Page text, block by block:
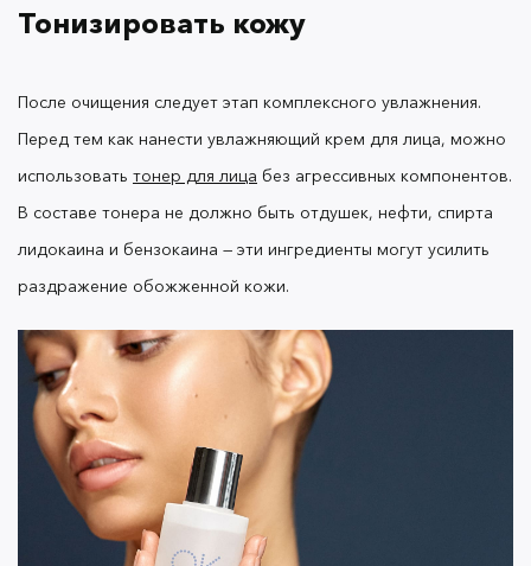
впитывается, проникая глубоко в дерму, и не
оставляет ощущение липкости.
Ночной уход
Если вы получили солнечный ожог и начали
поддерживать ее каждый день.Обгоревшую
кожу нельзя перегружать жирными кремами,
поэтому попробуйте использовать
питательную маску для лица OK Beauty Hydrating &
Balancing.Ее охлаждающая гелевая текстура
мгновенно впитывается, снимает отечность,
которая могла появиться после ожога.
Тонизировать кожу
После очищения следует этап комплексного увлажнения.
Перед тем как нанести увлажняющий крем для лица, можно
использовать тонер для лица без агрессивных компонентов.
В составе тонера не должно быть отдушек, нефти, спирта
лидокаина и бензокаина — эти ингредиенты могут усилить
раздражение обожженной кожи.